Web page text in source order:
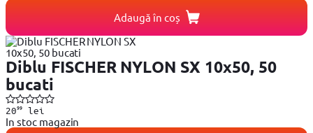
Adaugă în coș
Diblu FISCHER NYLON SX 10x50, 50
bucati
2099lei
In stoc magazin